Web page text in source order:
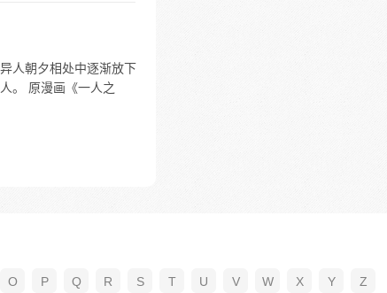
人朝夕相处中逐渐放下
。 原漫画《一人之
O P Q R S T U V W X Y Z